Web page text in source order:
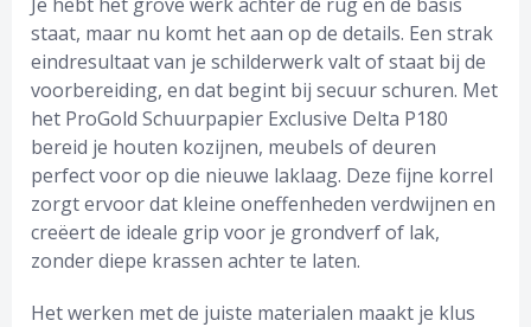
staat, maar nu komt het aan op de details. Een strak
eindresultaat van je schilderwerk valt of staat bij de
voorbereiding, en dat begint bij secuur schuren. Met
het ProGold Schuurpapier Exclusive Delta P180
bereid je houten kozijnen, meubels of deuren
perfect voor op die nieuwe laklaag. Deze fijne korrel
zorgt ervoor dat kleine oneffenheden verdwijnen en
creëert de ideale grip voor je grondverf of lak,
zonder diepe krassen achter te laten.
Het werken met de juiste materialen maakt je klus